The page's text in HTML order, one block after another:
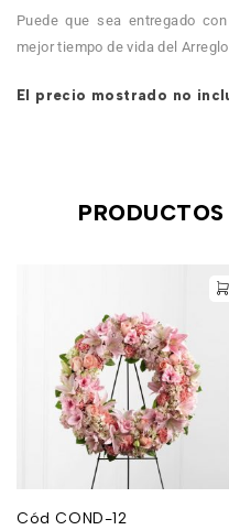
Puede que sea entregado
mejor tiempo de vida del
El precio mostrado no
Cód COND-12